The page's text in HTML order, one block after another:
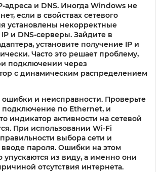
адреса и DNS. Иногда Windows не
если в свойствах сетевого
установлены некорректные
IP и DNS-серверы. Зайдите в
установите получение IP и
Часто это решает проблему,
подключении через
с динамическим распределением
и неисправности. Проверьте
подключение по Ethernet, и
индикатор активности на сетевой
При использовании Wi-Fi
выбора сети и
пароля. Ошибки на этом
упускаются из виду, а именно они
отсутствия интернета.